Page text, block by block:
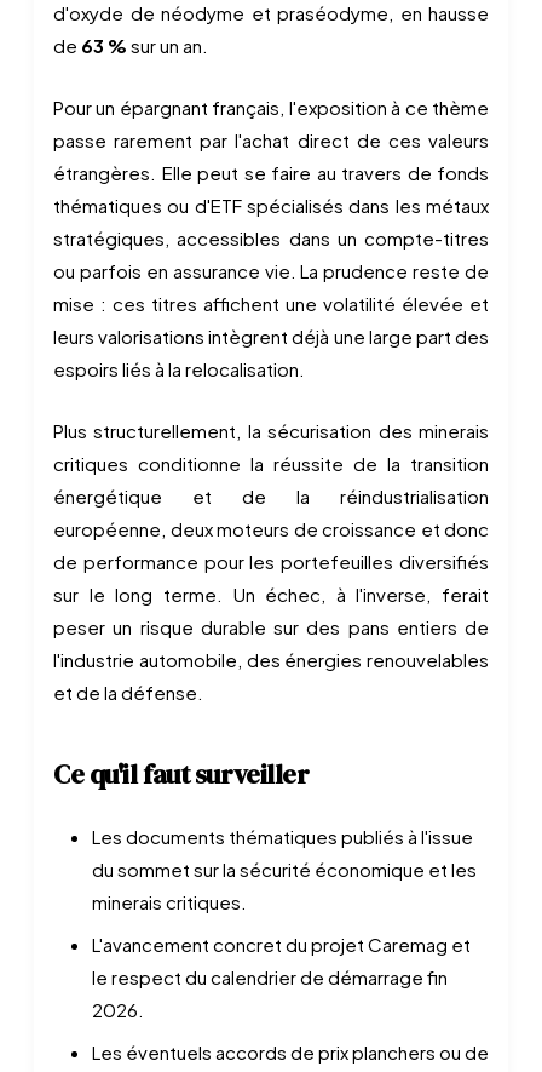
d'oxyde de néodyme et praséodyme, en hausse
de 63 % sur un an.
Pour un épargnant français, l'exposition à ce thème
passe rarement par l'achat direct de ces valeurs
étrangères. Elle peut se faire au travers de fonds
thématiques ou d'ETF spécialisés dans les métaux
stratégiques, accessibles dans un compte-titres
ou parfois en assurance vie. La prudence reste de
mise : ces titres affichent une volatilité élevée et
leurs valorisations intègrent déjà une large part des
espoirs liés à la relocalisation.
Plus structurellement, la sécurisation des minerais
critiques conditionne la réussite de la transition
énergétique et de la réindustrialisation
européenne, deux moteurs de croissance et donc
de performance pour les portefeuilles diversifiés
sur le long terme. Un échec, à l'inverse, ferait
peser un risque durable sur des pans entiers de
l'industrie automobile, des énergies renouvelables
et de la défense.
Ce qu'il faut surveiller
Les documents thématiques publiés à l'issue
du sommet sur la sécurité économique et les
minerais critiques.
L'avancement concret du projet Caremag et
le respect du calendrier de démarrage fin
2026.
Les éventuels accords de prix planchers ou de